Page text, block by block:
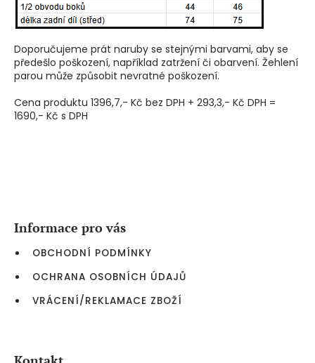
Doporučujeme prát naruby se stejnými barvami, aby se
předešlo poškození, například zatržení či obarvení. Žehlení
parou může způsobit nevratné poškození.
Cena produktu 1396,7,- Kč bez DPH + 293,3,- Kč DPH =
1690,- Kč s DPH
Informace pro vás
OBCHODNÍ PODMÍNKY
OCHRANA OSOBNÍCH ÚDAJŮ
VRÁCENÍ/REKLAMACE ZBOŽÍ